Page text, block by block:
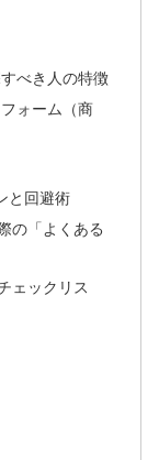
べき人の特徴
ォーム（商
と回避術
の「よくある
ェックリス